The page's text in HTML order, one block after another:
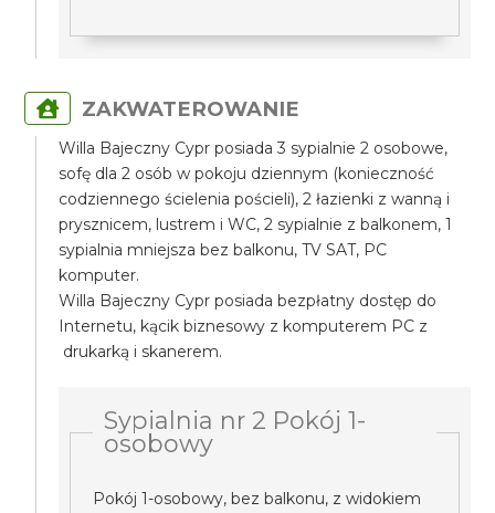
ZAKWATEROWANIE
Willa Bajeczny Cypr posiada 3 sypialnie 2 osobowe,
sofę dla 2 osób w pokoju dziennym (konieczność
codziennego ścielenia pościeli), 2 łazienki z wanną i
prysznicem, lustrem i WC, 2 sypialnie z balkonem, 1
sypialnia mniejsza bez balkonu, TV SAT, PC
komputer.
Willa Bajeczny Cypr posiada bezpłatny dostęp do
Internetu, kącik biznesowy z komputerem PC z
drukarką i skanerem.
Sypialnia nr 2 Pokój 1-
osobowy
Pokój 1-osobowy, bez balkonu, z widokiem